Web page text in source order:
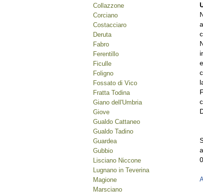
Collazzone
Corciano
Costacciaro
Deruta
Fabro
Ferentillo
Ficulle
Foligno
Fossato di Vico
Fratta Todina
Giano dell'Umbria
Giove
Gualdo Cattaneo
Gualdo Tadino
Guardea
Gubbio
Lisciano Niccone
Lugnano in Teverina
Magione
Marsciano